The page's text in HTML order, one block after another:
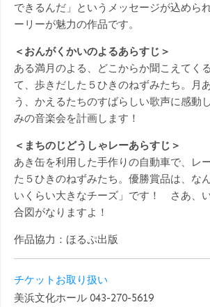
できるんだ」というメッセージが込めら
ーリーが魅力の作品です。
＜おんがくかいのよるあらすじ＞
ある満月のよる、どこからか聞こえてく
て、歩きだした５ひきのねずみたち。月
う、かえるたちのすばらしい歌声に感動
みの音楽会を計画します！
＜まちのじどうしゃレーあらすじ＞
あき缶を利用した手作りの自動車で、レ
た５ひきのねずみたち。優勝賞品は、な
いくらい大きなチーズ」です！ さあ、
合図がなりますよ！
作品協力：ほるぷ出版
チケットお取り扱い
美浜文化ホール 043-270-5619